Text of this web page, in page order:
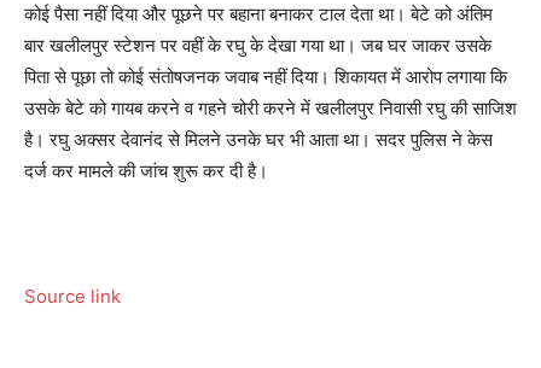
कोई पैसा नहीं दिया और पूछने पर बहाना बनाकर टाल देता था। बेटे को अंतिम
बार खलीलपुर स्टेशन पर वहीं के रघु के देखा गया था। जब घर जाकर उसके
पिता से पूछा तो कोई संतोषजनक जवाब नहीं दिया। शिकायत में आरोप लगाया कि
उसके बेटे को गायब करने व गहने चोरी करने में खलीलपुर निवासी रघु की साजिश
है। रघु अक्सर देवानंद से मिलने उनके घर भी आता था। सदर पुलिस ने केस
दर्ज कर मामले की जांच शुरू कर दी है।
Source link